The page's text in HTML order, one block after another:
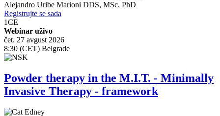
Alejandro Uribe Marioni DDS, MSc, PhD
Registrujte se sada
1CE
Webinar uživo
čet. 27 avgust 2026
8:30 (CET) Belgrade
Powder therapy in the M.I.T. - Minimally
Invasive Therapy - framework